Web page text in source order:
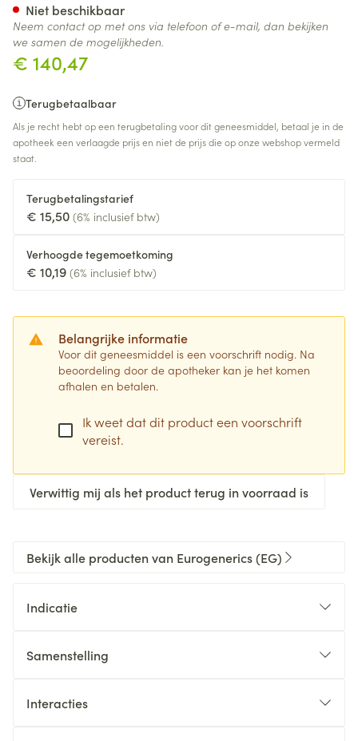
€ 140,47
Terugbetaalbaar
Als je recht hebt op een terugbetaling voor dit geneesmiddel, betaal je in de
apotheek een verlaagde prijs en niet de prijs die op onze webshop vermeld
staat.
Terugbetalingstarief
€ 15,50 (6% inclusief btw)
Verhoogde tegemoetkoming
€ 10,19 (6% inclusief btw)
Belangrijke informatie
Voor dit geneesmiddel is een voorschrift nodig. Na
beoordeling door de apotheker kan je het komen
afhalen en betalen.
Ik weet dat dit product een voorschrift
vereist.
Verwittig mij als het product terug in voorraad is
Niet beschikbaar
Neem contact op met ons via telefoon of e-mail, dan bekijken
we samen de mogelijkheden.
Bekijk alle producten van Eurogenerics (EG)
Indicatie
Samenstelling
Interacties